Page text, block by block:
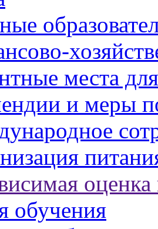
места
и меры
оценка
обучения